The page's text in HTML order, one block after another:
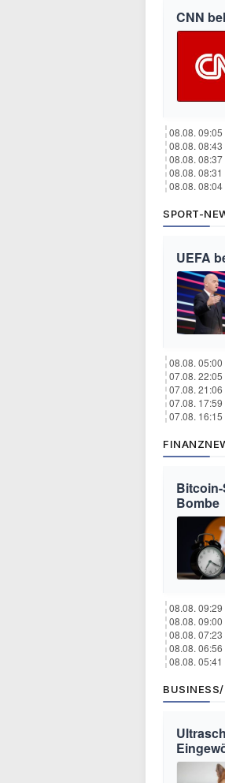
CNN
08.08. 09:05
08.08. 08:43
08.08. 08:37
08.08. 08:31
08.08. 08:04
SPORT-
UEFA
08.08. 05:00
07.08. 22:05
07.08. 21:06
07.08. 17:59
07.08. 16:15
Bombe
08.08. 09:29
08.08. 09:00
08.08. 07:23
08.08. 06:56
08.08. 05:41
BUSINESS/